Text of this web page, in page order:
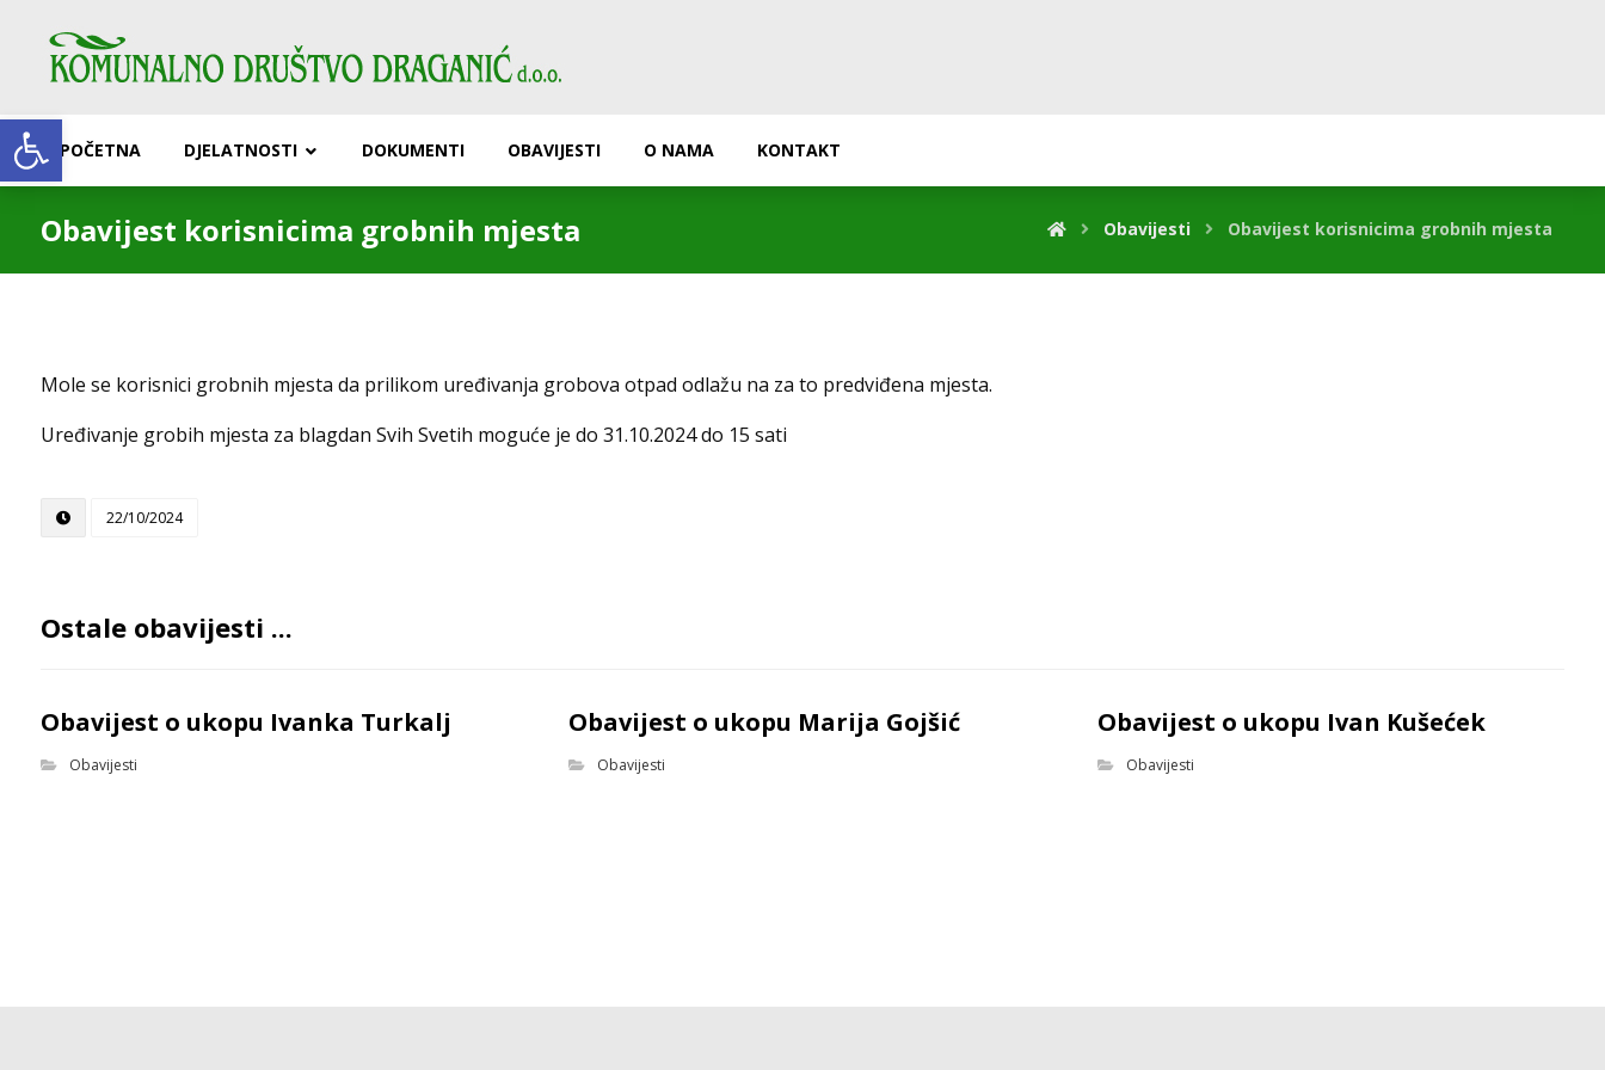
Open toolbar POČETNA DJELATNOSTI DOKUMENTI OBAVIJESTI O NAMA KONTAKT
Obavijest korisnicima grobnih mjesta Obavijesti Obavijest korisnicima grobnih mjesta
Mole se korisnici grobnih mjesta da prilikom uređivanja grobova otpad odlažu na za to predviđena mjesta.
Uređivanje grobih mjesta za blagdan Svih Svetih moguće je do 31.10.2024 do 15 sati
22/10/2024
Ostale obavijesti ...
Obavijest o ukopu Ivanka Turkalj
Obavijesti
Obavijest o ukopu Marija Gojšić
Obavijesti
Obavijest o ukopu Ivan Kušećek
Obavijesti